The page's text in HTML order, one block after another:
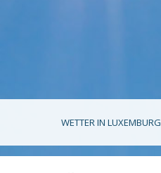
WETTER IN LUXEMBURG